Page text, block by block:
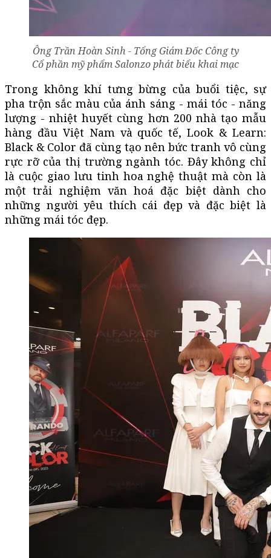
Ông Trần Hoàn Sinh - Tổng Giám Đốc Công ty
Cổ phần mỹ phẩm Salonzo phát biểu khai mạc
Trong không khí tưng bừng của buổi tiệc, sự
pha trộn sắc màu của ánh sáng - mái tóc - năng
lượng - nhiệt huyết cùng hơn 200 nhà tạo mẫu
hàng đầu Việt Nam và quốc tế, Look & Learn:
Black & Color đã cùng tạo nên bức tranh vô cùng
rực rỡ của thị trường ngành tóc. Đây không chỉ
là cuộc giao lưu tinh hoa nghệ thuật mà còn là
một trải nghiệm văn hoá đặc biệt dành cho
những người yêu thích cái đẹp và đặc biệt là
những mái tóc đẹp.